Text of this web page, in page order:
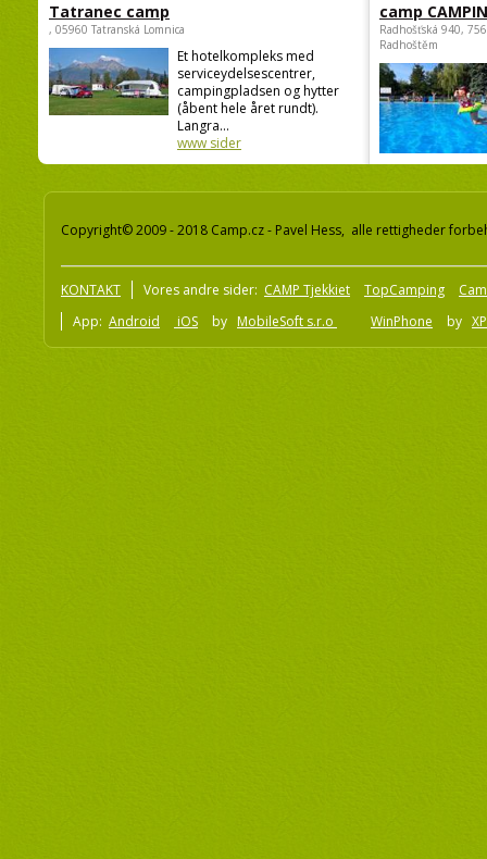
Tatranec camp
, 05960 Tatranská Lomnica
Et hotelkompleks med
serviceydelsescentrer,
campingpladsen og hytter
(åbent hele året rundt).
Langra...
www sider
camp
Radhošťská 940,
Radhoštěm
Copyright© 2009 - 2018 Camp.cz - Pavel Hess, alle rettigheder
KONTAKT Vores andre sider: CAMP Tjekkiet TopCamping
App: Android iOS by MobileSoft s.r.o WinPhone by